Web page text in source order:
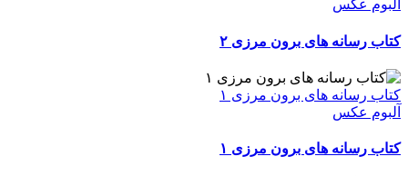
آلبوم عکس
کتاب رسانه های برون مرزی ۲
کتاب رسانه های برون مرزی ۱
آلبوم عکس
کتاب رسانه های برون مرزی ۱